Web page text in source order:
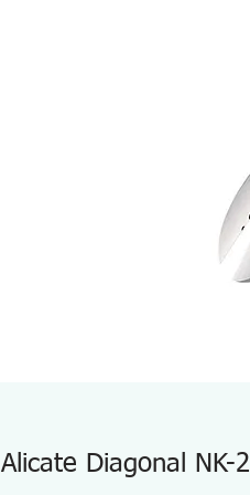
Alicate Diagonal NK-